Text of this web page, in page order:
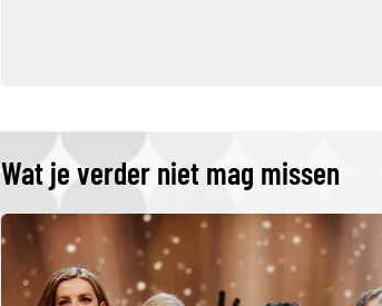
Wat je verder niet mag missen